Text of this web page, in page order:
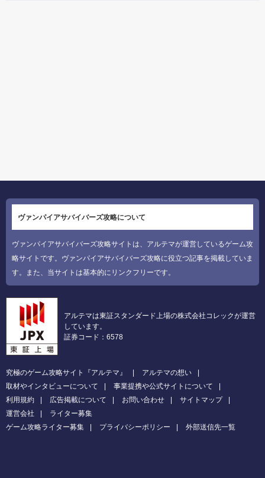
ヴァンパイアサバイバーズ攻略について
ヴァンパイアサバイバーズ攻略サイトは、アルテマが運営しているゲーム攻
略サイトです。ヴァンパイアサバイバーズ攻略に役立つ記事を掲載していま
す。また、当サイトは基本的にリンクフリーです。
アルテマは東証スタンダード上場の株式会社コレックが運営
しています。
証券コード：6578
究極のゲーム攻略サイト『アルテマ』
アルテマの想い
取材やインタビューについて
事業提携や公式サイトについて
利用規約
広告掲載について お問い合わせ
サイトマップ
運営会社
ライター募集
ゲーム攻略ライター募集
プライバシーポリシー 外部送信先一覧